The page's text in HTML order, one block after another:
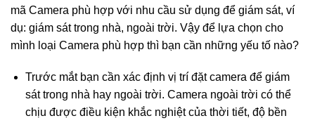
mã Camera phù hợp với nhu cầu sử dụng để giám sát, ví
dụ: giám sát trong nhà, ngoài trời. Vậy để lựa chọn cho
mình loại Camera phù hợp thì bạn cần những yếu tố nào?
Trước mắt bạn cần xác định vị trí đặt camera để giám
sát trong nhà hay ngoài trời. Camera ngoài trời có thể
chịu được điều kiện khắc nghiệt của thời tiết, độ bền